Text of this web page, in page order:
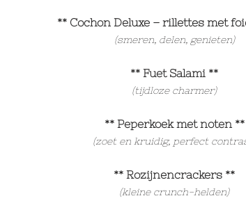
** Cochon Deluxe – rillettes met
(smeren, delen, genieten)
** Fuet Salami **
(tijdloze charmer)
** Peperkoek met noten **
(zoet en kruidig, perfect
** Rozijnencrackers **
(kleine crunch-helden)